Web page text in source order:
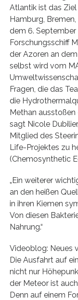
Atlantik ist das
Hamburg,
dem 6.
Forschungsschiff
der Azoren an
selbst wird vom
Fragen, die das
die
Methan ausstoßen
sagt Nicole
Mitglied des
Life-Projektes zu
(Chemosynthetic
„Ein weiterer
an den heißen
in ihren Kiemen
Von diesen
Nahrung.“
Videoblog: Neues
Die Ausfahrt auf
nicht nur
der Meteor ist
Denn auf einem